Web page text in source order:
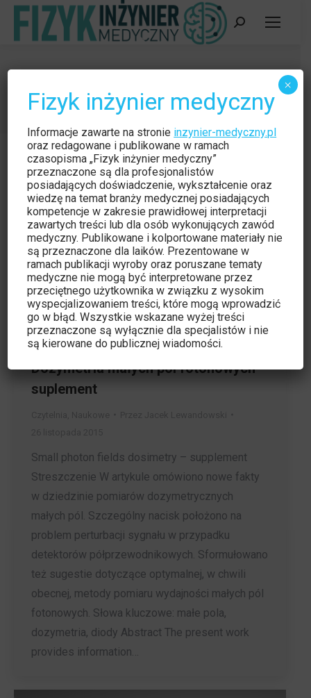
Szukaj:
Jesteś tutaj:
Strona główna Kategoria "Czytelnia"
Dozymetria małych pól fotonowych –
suplement
Small photon fields dosimetry – supplement
Streszczenie W artykule omówiono nowe fakty
w dziedzinie pomiarów dozymetrycznych
małych pól. Szczególny nacisk położono na
problem perturbacji sygnału w przypadku
detektorów półprzewodnikowych. Sformułowano
też sugestie dotyczące optymalnej, w chwili
obecnej, metody pomiaru wydajności małych pól
fotonowych. Słowa kluczowe: małe pola,
dozymetria, diody Abstract The present work
provides information…
Fizyk inżynier medyczny
Informacje zawarte na stronie inzynier-medyczny.pl
oraz redagowane i publikowane w ramach
czasopisma „Fizyk inżynier medyczny”
przeznaczone są dla profesjonalistów
posiadających doświadczenie, wykształcenie oraz
wiedzę na temat branży medycznej posiadających
kompetencje w zakresie prawidłowej interpretacji
zawartych treści lub dla osób wykonujących zawód
medyczny. Publikowane i kolportowane materiały nie
są przeznaczone dla laików. Prezentowane w
ramach publikacji wyroby oraz poruszane tematy
medyczne nie mogą być interpretowane przez
przeciętnego użytkownika w związku z wysokim
wyspecjalizowaniem treści, które mogą wprowadzić
go w błąd. Wszystkie wskazane wyżej treści
przeznaczone są wyłącznie dla specjalistów i nie
są kierowane do publicznej wiadomości.
×